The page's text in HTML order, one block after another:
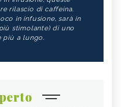
rilascio di caffeina.
in infusione, sarà in
stimolante) di uno
più a lungo.